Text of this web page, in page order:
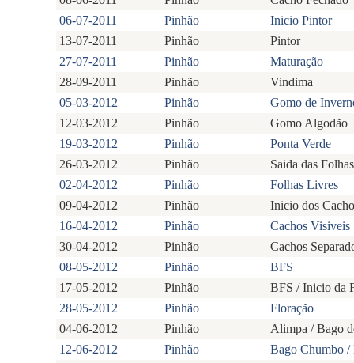
06-07-2011
Pinhão
Inicio Pintor
13-07-2011
Pinhão
Pintor
27-07-2011
Pinhão
Maturação
28-09-2011
Pinhão
Vindima
05-03-2012
Pinhão
Gomo de
12-03-2012
Pinhão
Gomo Algodão
19-03-2012
Pinhão
Ponta Verde
26-03-2012
Pinhão
Saida das Folhas
02-04-2012
Pinhão
Folhas Livres
09-04-2012
Pinhão
Inicio dos
16-04-2012
Pinhão
Cachos Visiveis
30-04-2012
Pinhão
Cachos
08-05-2012
Pinhão
BFS
17-05-2012
Pinhão
BFS / Inicio da
28-05-2012
Pinhão
Floração
04-06-2012
Pinhão
Alimpa / Bago
12-06-2012
Pinhão
Bago Chumbo